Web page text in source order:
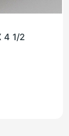
4 1/2